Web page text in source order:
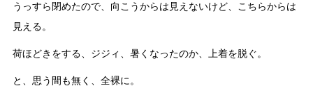
うっすら閉めたので、向こうからは見えないけど、こちらからは
見える。
荷ほどきをする、ジジィ、暑くなったのか、上着を脱ぐ。
と、思う間も無く、全裸に。